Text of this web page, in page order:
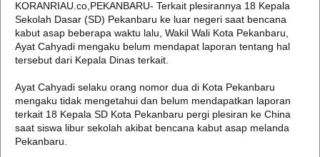
KORANRIAU.co,PEKANBARU- Terkait plesirannya 18 Kepala
Sekolah Dasar (SD) Pekanbaru ke luar negeri saat bencana
kabut asap beberapa waktu lalu, Wakil Wali Kota Pekanbaru,
Ayat Cahyadi mengaku belum mendapat laporan tentang hal
tersebut dari Kepala Dinas terkait.
Ayat Cahyadi selaku orang nomor dua di Kota Pekanbaru
mengaku tidak mengetahui dan belum mendapatkan laporan
terkait 18 Kepala SD Kota Pekanbaru pergi plesiran ke China
saat siswa libur sekolah akibat bencana kabut asap melanda
Pekanbaru.